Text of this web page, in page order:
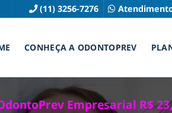
(11) 3256-7276
CONHEÇA A ODONTOPREV
Empresarial R$